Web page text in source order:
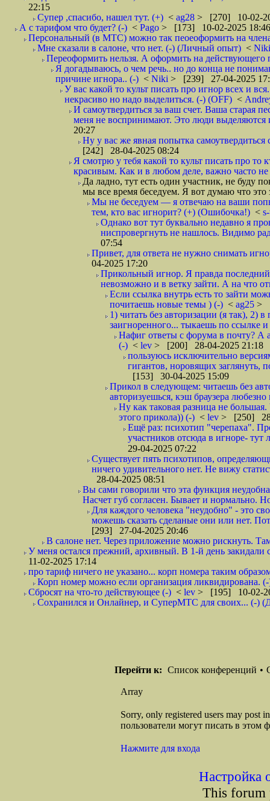
22:15
Супер ,спасибо, нашел тут. (+) < ag28 > [270] 10-02-
А с тарифом что будет? (-) < Pago > [173] 10-02-2025 18:46
Персональный (в МТС) можно так пеоеоформить на
Мне сказали в салоне, что нет. (-) (Личный опыт) <
Переоформить нельзя. А оформить на действующего
Я догадываюсь, о чем речь.. но до конца не
причине игнора.. (-) < Niki > [239] 27-04-2025
У вас какой то культ писать про игнор всех и
некрасиво но надо выделиться. (-) (OFF) <
И самоутвердиться за ваш счет. Ваша старая
меня не воспринимают. Это люди выделяются
20:27
Ну у вас же явная попытка
[242] 28-04-2025 08:24
Я смотрю у тебя какой то культ писать про то
красивым. Как и в любом деле, важно часто не
Да ладно, тут есть один участник, не буду
мы все время беседуем. Я вот думаю что
Мы не беседуем — я отвечаю на ваши
тем, кто вас игнорит? (+) (Ошибочка!) <
Однако вот тут буквально недавно я
ниспровергнуть не нашлось. Видимо
07:54
Привет, для ответа не нужно снимать
04-2025 17:20
Прикольный игнор. Я правда последний
невозможно и в ветку зайти. А на что
Если ссылка внутрь есть то зайти
почитаешь новые темы ) (-) < ag25 >
1) читать без авторизации (я так), 2)
заигноренного... тыкаешь по ссылке
Нафиг ответы с форума в почту? А
(-) < lev > [200] 28-04-2025 21:18
пользуюсь исключительно
гигантов, норовящих заглянуть,
[153] 30-04-2025 15:09
Прикол в следующем: читаешь без
авторизуешься, кэш браузера
Ну как таковая разница не
этого прикола)) (-) < lev > [250]
Ещё раз: психотип "черепаха".
участников отсюда в игноре-
29-04-2025 07:22
Существует пять психотипов,
ничего удивительного нет. Не вижу
28-04-2025 08:51
Вы сами говорили что эта функция
Насчет губ согласен. Бывает и нормально.
Для каждого человека "неудобно" - это
можешь сказать сделаные они или нет.
[293] 27-04-2025 20:46
В салоне нет. Через приложение можно рискнуть.
У меня остался прежний, архивный. В 1-й день
11-02-2025 17:14
про тариф ничего не указано... корп номера таким
Корп номер можно если организация ликвидирована.
Сбросят на что-то действующее (-) < lev > [195] 10-02-
Сохранился и Онлайнер, и СуперМТС для своих... (-)
Перейти к: Список конференций •
Array
Sorry, only registered users may post
пользователи могут писать в этом
Нажмите для входа
Настройка
This